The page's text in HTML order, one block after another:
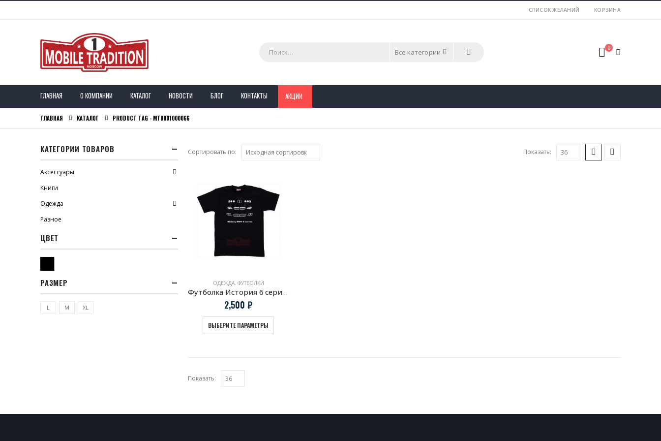
СПИСОК ЖЕЛАНИЙ КОРЗИНА
Все категории 0
ГЛАВНАЯ О КОМПАНИИ КАТАЛОГ НОВОСТИ БЛОГ КОНТАКТЫ АКЦИИ
ГЛАВНАЯ КАТАЛОГ PRODUCT TAG - MT0001000066
Сортировать по: Показать:
ОДЕЖДА, ФУТБОЛКИ
Футболка История 6 серии BMW
2,500 ₽
ВЫБЕРИТЕ ПАРАМЕТРЫ
Показать:
КАТЕГОРИИ ТОВАРОВ
Аксессуары
Книги
Одежда
Разное
ЦВЕТ
РАЗМЕР
L M XL